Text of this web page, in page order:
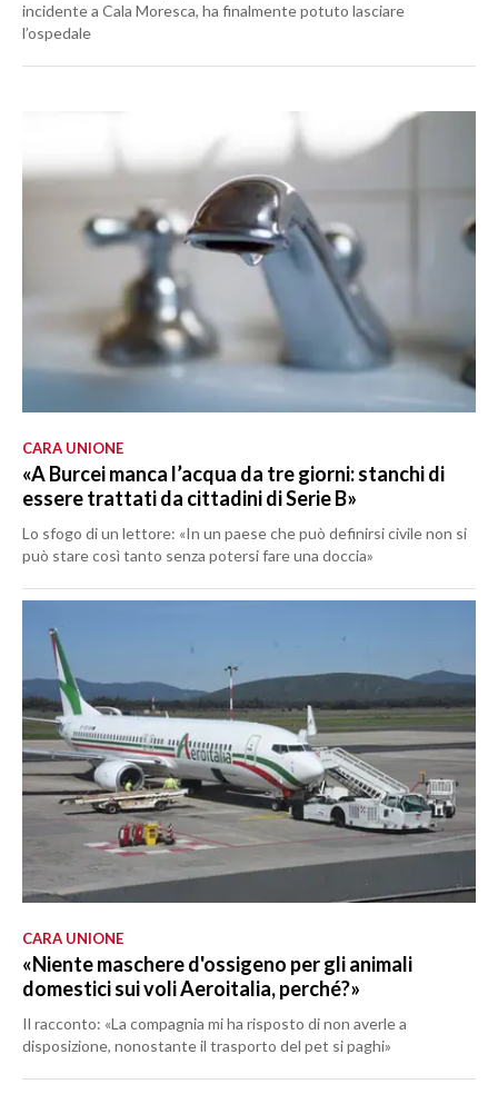
incidente a Cala Moresca, ha finalmente potuto lasciare
l’ospedale
CARA UNIONE
«A Burcei manca l’acqua da tre giorni: stanchi di
essere trattati da cittadini di Serie B»
Lo sfogo di un lettore: «In un paese che può definirsi civile non si
può stare così tanto senza potersi fare una doccia»
CARA UNIONE
«Niente maschere d'ossigeno per gli animali
domestici sui voli Aeroitalia, perché?»
Il racconto: «La compagnia mi ha risposto di non averle a
disposizione, nonostante il trasporto del pet si paghi»